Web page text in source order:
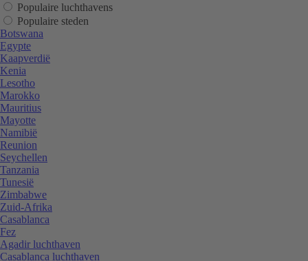
Populaire luchthavens
Populaire steden
Botswana
Egypte
Kaapverdië
Kenia
Lesotho
Marokko
Mauritius
Mayotte
Namibië
Reunion
Seychellen
Tanzania
Tunesië
Zimbabwe
Zuid-Afrika
Casablanca
Fez
Agadir luchthaven
Casablanca luchthaven